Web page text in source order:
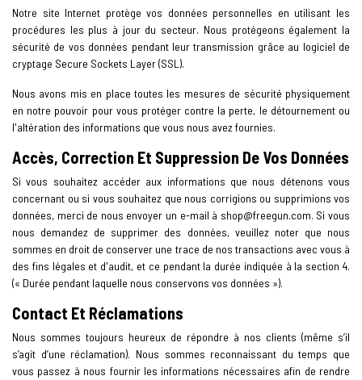
Notre site Internet protège vos données personnelles en utilisant les
procédures les plus à jour du secteur. Nous protégeons également la
sécurité de vos données pendant leur transmission grâce au logiciel de
cryptage Secure Sockets Layer (SSL).
Nous avons mis en place toutes les mesures de sécurité physiquement
en notre pouvoir pour vous protéger contre la perte, le détournement ou
l'altération des informations que vous nous avez fournies.
Accès, Correction Et Suppression De Vos Données
Si vous souhaitez accéder aux informations que nous détenons vous
concernant ou si vous souhaitez que nous corrigions ou supprimions vos
données, merci de nous envoyer un e-mail à shop@freegun.com. Si vous
nous demandez de supprimer des données, veuillez noter que nous
sommes en droit de conserver une trace de nos transactions avec vous à
des fins légales et d'audit, et ce pendant la durée indiquée à la section 4.
(« Durée pendant laquelle nous conservons vos données »).
Contact Et Réclamations
Nous sommes toujours heureux de répondre à nos clients (même s’il
s’agit d’une réclamation). Nous sommes reconnaissant du temps que
vous passez à nous fournir les informations nécessaires afin de rendre